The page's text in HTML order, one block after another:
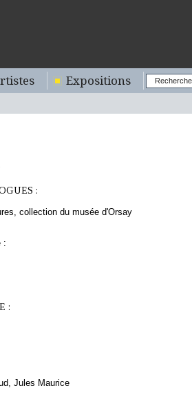
Expositions
:
collection du musée d'Orsay
:
:
Jules Maurice